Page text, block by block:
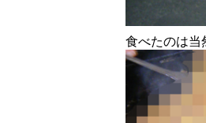
食べたのは当